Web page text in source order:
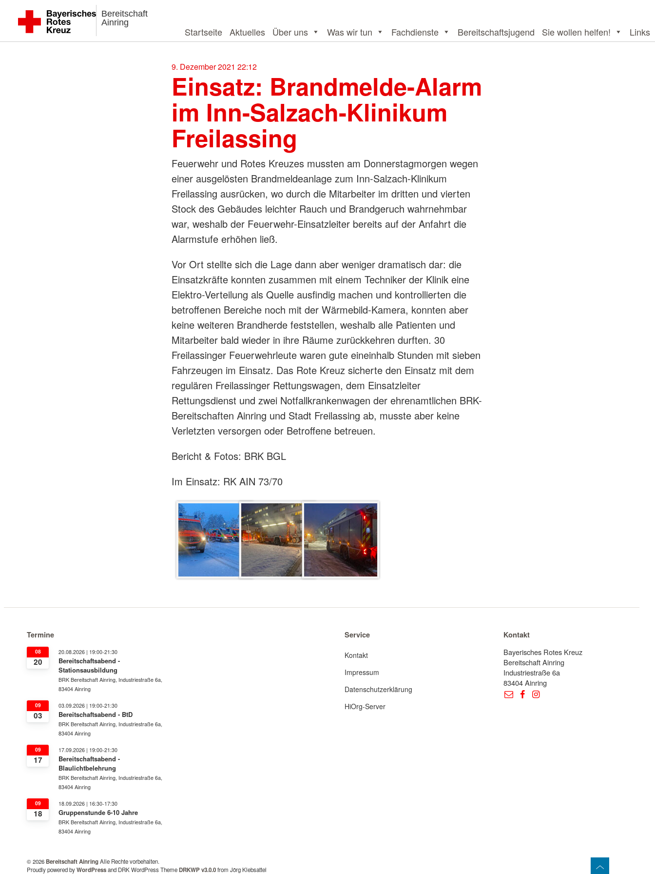
Bereitschaft
Ainring
Startseite Aktuelles Über uns Was wir tun Fachdienste Bereitschaftsjugend Sie wollen helfen! Links
9. Dezember 2021 22:12
Einsatz: Brandmelde-Alarm
im Inn-Salzach-Klinikum
Freilassing
Feuerwehr und Rotes Kreuzes mussten am Donnerstagmorgen wegen
einer ausgelösten Brandmeldeanlage zum Inn-Salzach-Klinikum
Freilassing ausrücken, wo durch die Mitarbeiter im dritten und vierten
Stock des Gebäudes leichter Rauch und Brandgeruch wahrnehmbar
war, weshalb der Feuerwehr-Einsatzleiter bereits auf der Anfahrt die
Alarmstufe erhöhen ließ.
Vor Ort stellte sich die Lage dann aber weniger dramatisch dar: die
Einsatzkräfte konnten zusammen mit einem Techniker der Klinik eine
Elektro-Verteilung als Quelle ausfindig machen und kontrollierten die
betroffenen Bereiche noch mit der Wärmebild-Kamera, konnten aber
keine weiteren Brandherde feststellen, weshalb alle Patienten und
Mitarbeiter bald wieder in ihre Räume zurückkehren durften. 30
Freilassinger Feuerwehrleute waren gute eineinhalb Stunden mit sieben
Fahrzeugen im Einsatz. Das Rote Kreuz sicherte den Einsatz mit dem
regulären Freilassinger Rettungswagen, dem Einsatzleiter
Rettungsdienst und zwei Notfallkrankenwagen der ehrenamtlichen BRK-
Bereitschaften Ainring und Stadt Freilassing ab, musste aber keine
Verletzten versorgen oder Betroffene betreuen.
Bericht & Fotos: BRK BGL
Im Einsatz: RK AIN 73/70
Termine
08
20
20.08.2026 | 19:00-21:30
Bereitschaftsabend -
Stationsausbildung
BRK Bereitschaft Ainring, Industriestraße 6a,
83404 Ainring
09
03
03.09.2026 | 19:00-21:30
Bereitschaftsabend - BtD
BRK Bereitschaft Ainring, Industriestraße 6a,
83404 Ainring
09
17
17.09.2026 | 19:00-21:30
Bereitschaftsabend -
Blaulichtbelehrung
BRK Bereitschaft Ainring, Industriestraße 6a,
83404 Ainring
09
18
18.09.2026 | 16:30-17:30
Gruppenstunde 6-10 Jahre
BRK Bereitschaft Ainring, Industriestraße 6a,
83404 Ainring
Service
Kontakt
Impressum
Datenschutzerklärung
HiOrg-Server
Kontakt
Bayerisches Rotes Kreuz
Bereitschaft Ainring
Industriestraße 6a
83404 Ainring
© 2026 Bereitschaft AinringAlle Rechte vorbehalten.
Proudly powered byWordPressand DRK WordPress Theme DRKWP v3.0.0from Jörg Klebsattel